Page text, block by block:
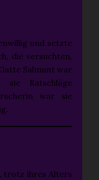
und setzte
die versuchten,
Salmunt war
Ratschläge
war sie
trotz ihres Alters